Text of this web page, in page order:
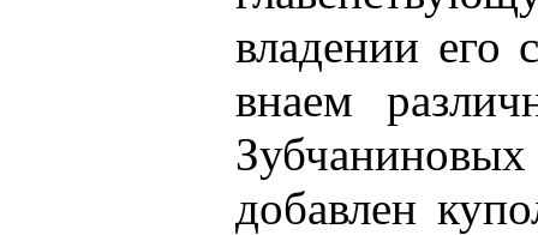
владении его
внаем
добавлен